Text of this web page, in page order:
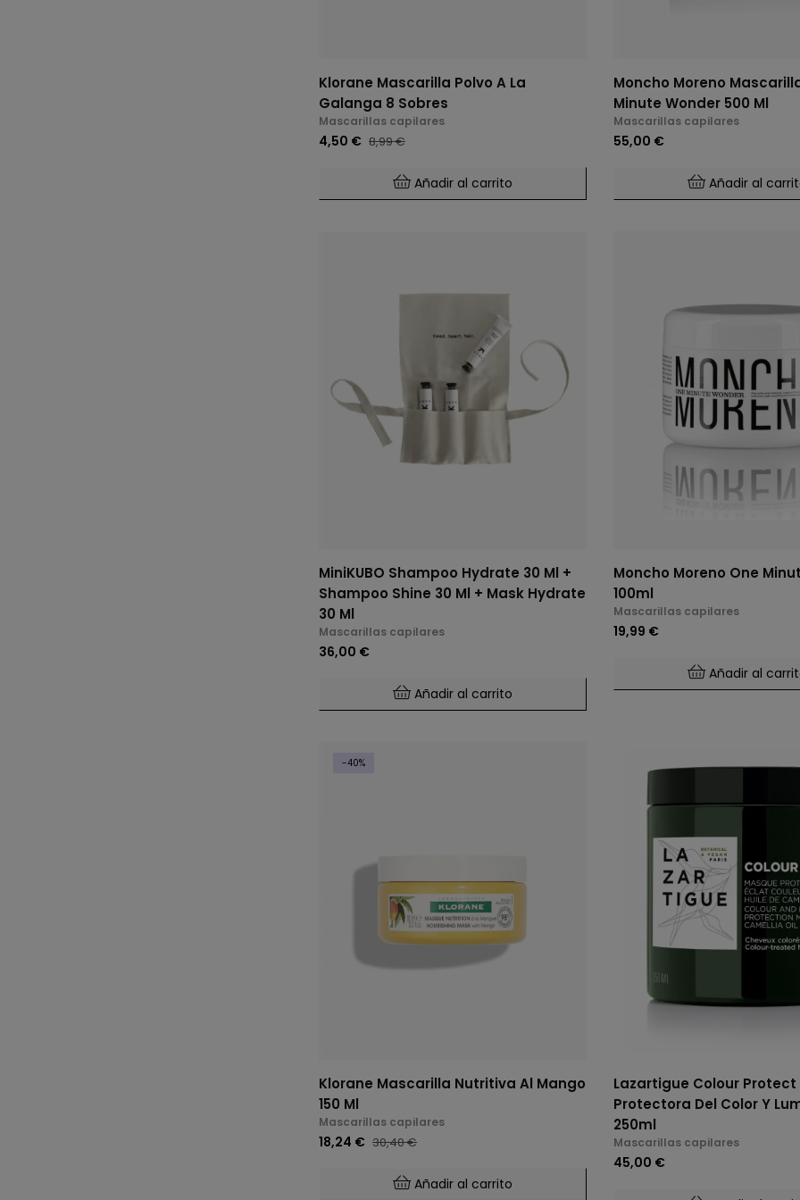
Klorane Mascarilla Polvo A La
Galanga 8 Sobres
Mascarillas capilares
4,50 € 8,99 €
Añadir al carrito
Moncho Moreno
Minute Wonder 500 Ml
Mascarillas capilares
55,00 €
Añadir al
MiniKUBO Shampoo Hydrate 30 Ml +
Shampoo Shine 30 Ml + Mask Hydrate
30 Ml
Mascarillas capilares
36,00 €
Añadir al carrito
Moncho Moreno One
100ml
Mascarillas capilares
19,99 €
Añadir al
-40%
Klorane Mascarilla Nutritiva Al Mango
150 Ml
Mascarillas capilares
18,24 € 30,40 €
Añadir al carrito
Lazartigue Colour
Protectora Del Color Y
250ml
Mascarillas capilares
45,00 €